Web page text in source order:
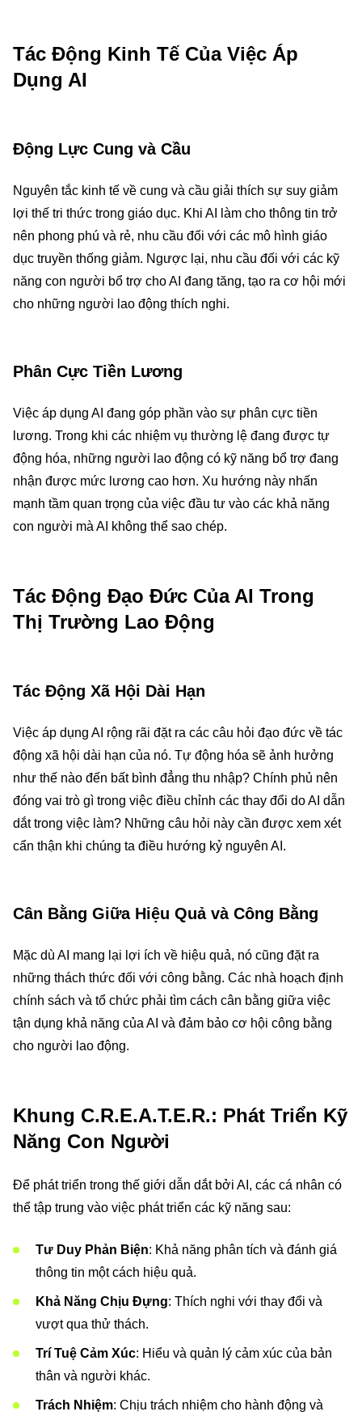
Tác Động Kinh Tế Của Việc Áp
Dụng AI
Động Lực Cung và Cầu
Nguyên tắc kinh tế về cung và cầu giải thích sự suy giảm
lợi thế tri thức trong giáo dục. Khi AI làm cho thông tin trở
nên phong phú và rẻ, nhu cầu đối với các mô hình giáo
dục truyền thống giảm. Ngược lại, nhu cầu đối với các kỹ
năng con người bổ trợ cho AI đang tăng, tạo ra cơ hội mới
cho những người lao động thích nghi.
Phân Cực Tiền Lương
Việc áp dụng AI đang góp phần vào sự phân cực tiền
lương. Trong khi các nhiệm vụ thường lệ đang được tự
động hóa, những người lao động có kỹ năng bổ trợ đang
nhận được mức lương cao hơn. Xu hướng này nhấn
mạnh tầm quan trọng của việc đầu tư vào các khả năng
con người mà AI không thể sao chép.
Tác Động Đạo Đức Của AI Trong
Thị Trường Lao Động
Tác Động Xã Hội Dài Hạn
Việc áp dụng AI rộng rãi đặt ra các câu hỏi đạo đức về tác
động xã hội dài hạn của nó. Tự động hóa sẽ ảnh hưởng
như thế nào đến bất bình đẳng thu nhập? Chính phủ nên
đóng vai trò gì trong việc điều chỉnh các thay đổi do AI dẫn
dắt trong việc làm? Những câu hỏi này cần được xem xét
cẩn thận khi chúng ta điều hướng kỷ nguyên AI.
Cân Bằng Giữa Hiệu Quả và Công Bằng
Mặc dù AI mang lại lợi ích về hiệu quả, nó cũng đặt ra
những thách thức đối với công bằng. Các nhà hoạch định
chính sách và tổ chức phải tìm cách cân bằng giữa việc
tận dụng khả năng của AI và đảm bảo cơ hội công bằng
cho người lao động.
Khung C.R.E.A.T.E.R.: Phát Triển Kỹ
Năng Con Người
Để phát triển trong thế giới dẫn dắt bởi AI, các cá nhân có
thể tập trung vào việc phát triển các kỹ năng sau:
Tư Duy Phản Biện: Khả năng phân tích và đánh giá
thông tin một cách hiệu quả.
Khả Năng Chịu Đựng: Thích nghi với thay đổi và
vượt qua thử thách.
Trí Tuệ Cảm Xúc: Hiểu và quản lý cảm xúc của bản
thân và người khác.
Trách Nhiệm: Chịu trách nhiệm cho hành động và